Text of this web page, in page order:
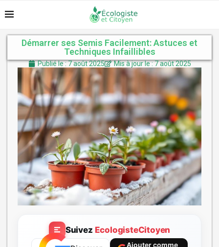
Démarrer ses Semis Facilement: Astuces et
Techniques Infaillibles
Publié le : 7 août 2025 Mis à jour le : 7 août 2025
Suivez EcologisteCitoyen
Ajouter comme